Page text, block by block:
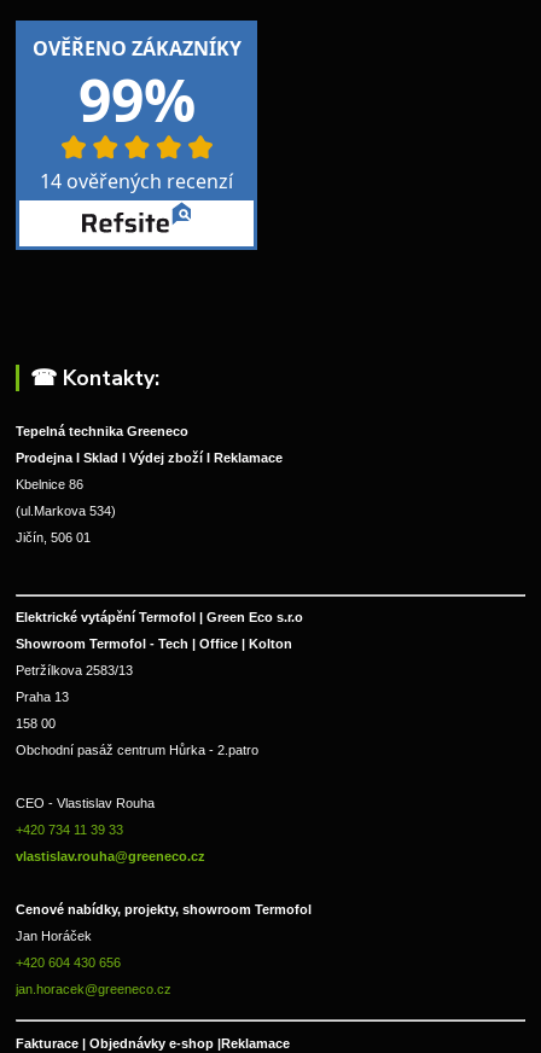
☎︎ Kontakty:
Tepelná technika Greeneco
Prodejna I Sklad I Výdej zboží I Reklamace
Kbelnice 86
(ul.Markova 534)
Jičín, 506 01
Elektrické vytápění Termofol | Green Eco s.r.o
Showroom Termofol - Tech | Office | Kolton
Petržílkova 2583/13
Praha 13
158 00
Obchodní pasáž centrum Hůrka - 2.patro
CEO - Vlastislav Rouha
+420 734 11 39 33
vlastislav.rouha@greeneco.cz
Cenové nabídky, projekty, showroom Termofol
Jan Horáček
+420 604 430 656
jan.horacek@greeneco.cz
Fakturace | Objednávky e-shop |Reklamace